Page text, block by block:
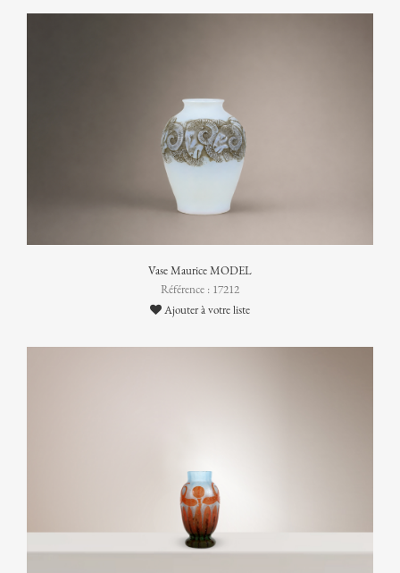
Vase Maurice MODEL
Référence : 17212
Ajouter à votre liste